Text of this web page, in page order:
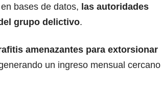
bases de datos, las autoridades
grupo delictivo.
amenazantes para extorsionar
un ingreso mensual cercano